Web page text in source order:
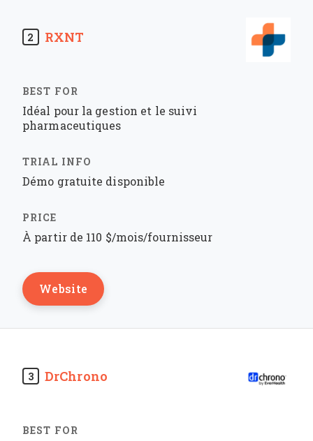
2 RXNT
Idéal pour la gestion et le suivi
pharmaceutiques
Démo gratuite disponible
À partir de 110 $/mois/fournisseur
Website
3 DrChrono